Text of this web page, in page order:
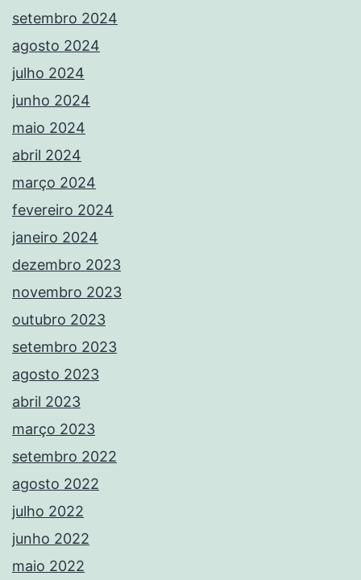
setembro 2024
agosto 2024
julho 2024
junho 2024
maio 2024
abril 2024
março 2024
fevereiro 2024
janeiro 2024
dezembro 2023
novembro 2023
outubro 2023
setembro 2023
agosto 2023
abril 2023
março 2023
setembro 2022
agosto 2022
julho 2022
junho 2022
maio 2022